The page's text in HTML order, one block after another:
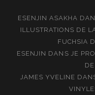
ESENJIN ASAKHA
ILLUSTRATIONS DE
FUCHSIA
ESENJIN DANS JE
JAMES YVELINE